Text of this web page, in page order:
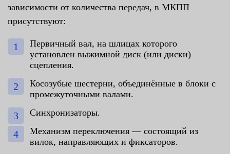
зависимости от количества передач, в МКПП
присутствуют:
Первичный вал, на шлицах которого
установлен выжимной диск (или диски)
сцепления.
Косозубые шестерни, объединённые в блоки с
промежуточными валами.
Синхронизаторы.
Механизм переключения — состоящий из
вилок, направляющих и фиксаторов.